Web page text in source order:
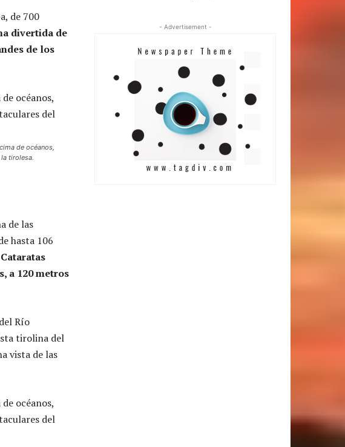
de 700
divertida de
de los
de océanos,
tirolesa.
de las
hasta 106
a 120 metros
Río
tirolina del
vista de las
- Advertisement -